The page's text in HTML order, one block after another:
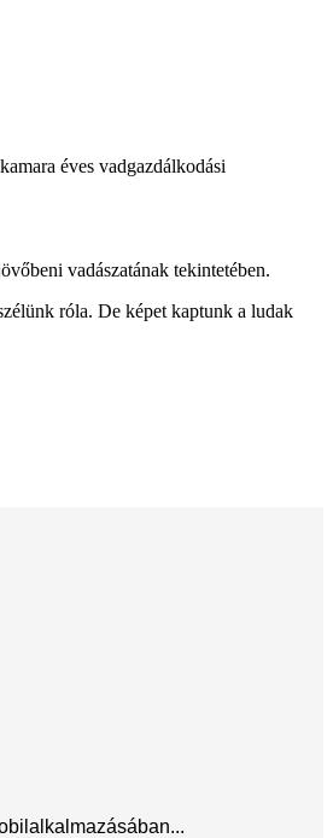
éves vadgazdálkodási
vadászatának tekintetében.
róla. De képet kaptunk a ludak